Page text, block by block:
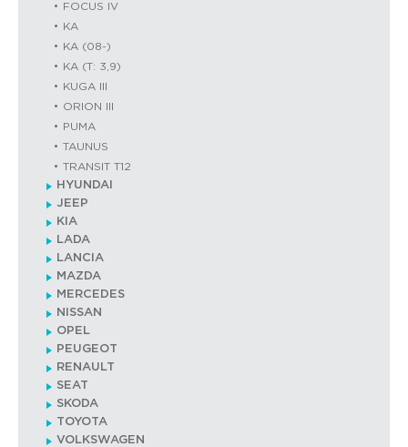
FOCUS IV
KA
KA (08-)
KA (T: 3,9)
KUGA III
ORION III
PUMA
TAUNUS
TRANSIT T12
HYUNDAI
JEEP
KIA
LADA
LANCIA
MAZDA
MERCEDES
NISSAN
OPEL
PEUGEOT
RENAULT
SEAT
SKODA
TOYOTA
VOLKSWAGEN